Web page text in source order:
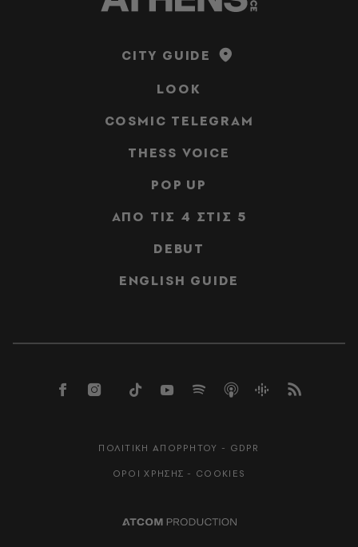
CITY GUIDE
LOOK
COSMIC TELEGRAM
THESS VOICE
POP UP
ΑΠΟ ΤΙΣ 4 ΣΤΙΣ 5
DEBUT
ENGLISH GUIDE
ΠΟΛΙΤΙΚΗ ΑΠΟΡΡΗΤΟΥ - GDPR
ΟΡΟΙ ΧΡΗΣΗΣ - COOKIES